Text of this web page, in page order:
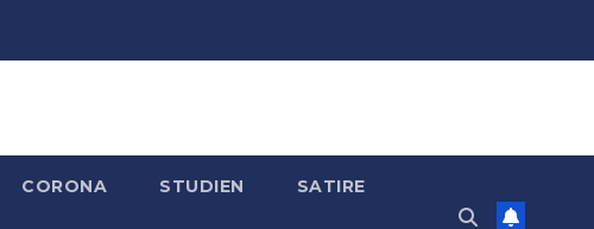
CORONA STUDIEN SATIRE